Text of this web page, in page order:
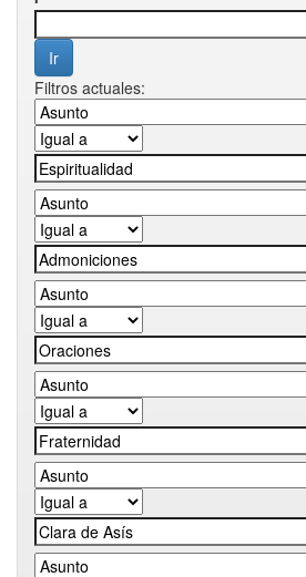
Filtros actuales: